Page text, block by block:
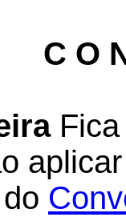
C O
Fica